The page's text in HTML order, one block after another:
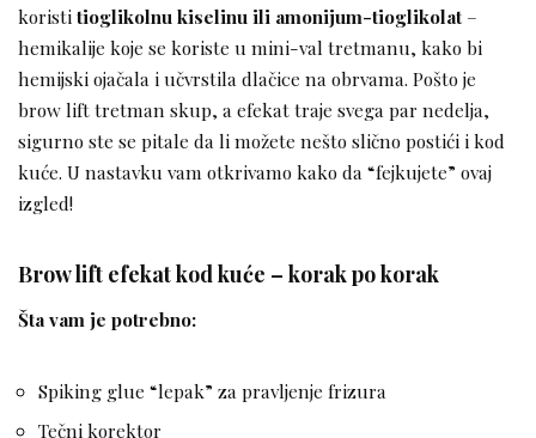
koristitioglikolnu kiselinu ili amonijum-tioglikolat–
hemikalije koje se koriste u mini-val tretmanu, kako bi
hemijski ojačala i učvrstila dlačice na obrvama. Pošto je
brow lift tretman skup, a efekat traje svega par nedelja,
sigurno ste se pitale da li možete nešto slično postići i kod
kuće. U nastavku vam otkrivamo kako da “fejkujete” ovaj
izgled!
Brow lift efekat kod kuće – korak po korak
Šta vam je potrebno:
Spiking glue “lepak” za pravljenje frizura
Tečni korektor